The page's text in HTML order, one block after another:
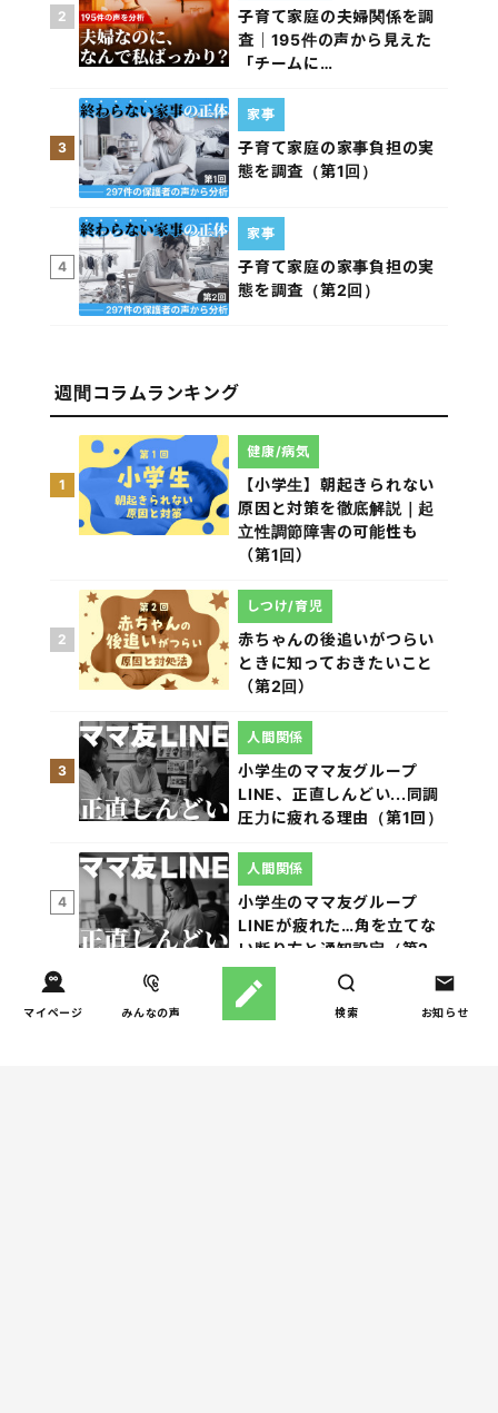
マイページ みんなの声 検索 お知らせ
2
子育て家庭の夫婦関係を調
査｜195件の声から見えた
「チームに…
3
子育て家庭の家事負担の実
態を調査（第1回）
家事
4
子育て家庭の家事負担の実
態を調査（第2回）
家事
週間コラムランキング
1
【小学生】朝起きられない
原因と対策を徹底解説｜起
立性調節障害の可能性も
（第1回）
健康/病気
2
赤ちゃんの後追いがつらい
ときに知っておきたいこと
（第2回）
しつけ/育児
3
小学生のママ友グループ
LINE、正直しんどい...同調
圧力に疲れる理由（第1回）
人間関係
4
小学生のママ友グループ
LINEが疲れた…角を立てな
い断り方と通知設定（第2
回）
人間関係
親子関係